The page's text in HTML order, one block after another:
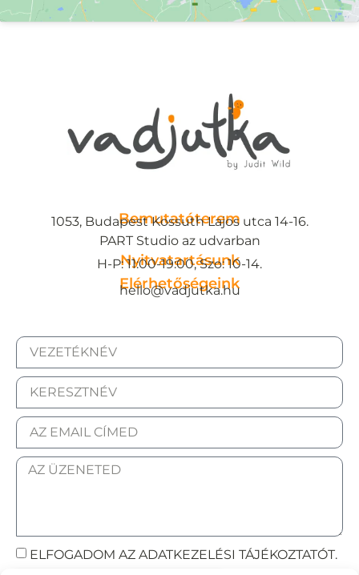
Bemutatóterem
1053, Budapest Kossuth Lajos utca 14-16.
PART Studio az udvarban
Nyitvatartásunk
H-P: 11:00-19:00, Szo: 10-14.
Elérhetőségeink
hello@vadjutka.hu
ELFOGADOM AZ ADATKEZELÉSI TÁJÉKOZTATÓT.